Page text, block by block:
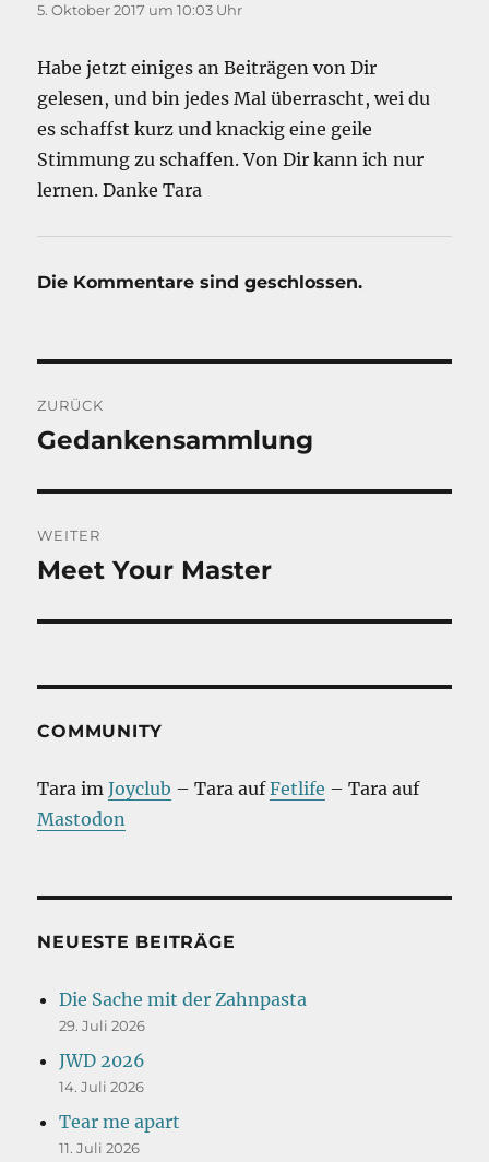
5. Oktober 2017 um 10:03 Uhr
Habe jetzt einiges an Beiträgen von Dir
gelesen, und bin jedes Mal überrascht, wei du
es schaffst kurz und knackig eine geile
Stimmung zu schaffen. Von Dir kann ich nur
lernen. Danke Tara
Die Kommentare sind geschlossen.
ZURÜCK
Vorheriger
Gedankensammlung
WEITER
Nächster
Meet Your Master
COMMUNITY
Tara imJoyclub – Tara aufFetlife – Tara auf
Mastodon
NEUESTE BEITRÄGE
Die Sache mit der Zahnpasta
29. Juli 2026
JWD 2026
14. Juli 2026
Tear me apart
11. Juli 2026